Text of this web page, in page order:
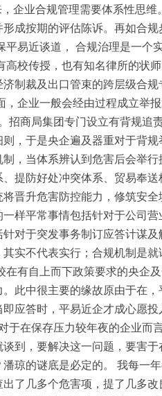
企业合规管理需要体系性思
成按期的评估陈诉。再如合
易近谈道， 合规治理是一
校传授，也有知名律所的状
制裁及出口管束的跨层级合
企业一般会经由过程成立举
商局集团专门设立有背规
，于是央企遍及器重对于背
，当体系辨认到危害后会举
提防好处冲突体系、贸易奉
晋升危害防控能力，修筑安
样平常事情包括针对于公司
对于突发事务制订应答计谋
实不代表实行；合规机制是
有自上而下政策要求的央企
此中很主要的缘故原由于在
应答时，平易近企才成心愿
在保存压力较年夜的企业而
到，要解决这一问题，要害
琼的谜底是必定的。 我每一
了几多个危害项，提了几多